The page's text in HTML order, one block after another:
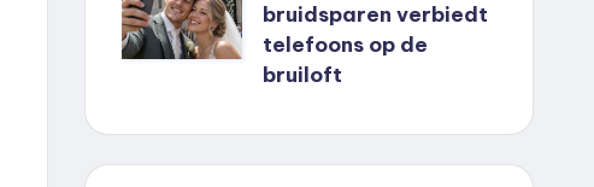
bruidsparen verbiedt
telefoons op de
bruiloft